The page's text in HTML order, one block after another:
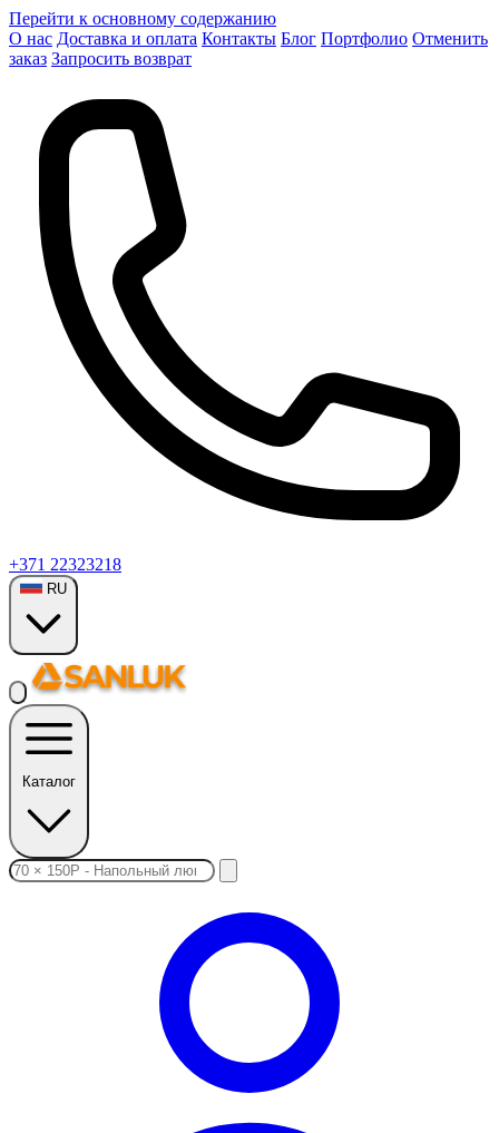
Перейти к основному содержанию
О нас Доставка и оплата Контакты Блог Портфолио Отменить
заказ Запросить возврат
+371 22323218
RU
Каталог